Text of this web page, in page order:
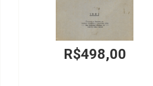
R$498,00